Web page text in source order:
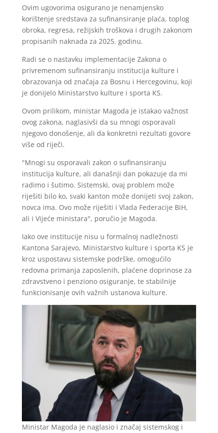
Ovim ugovorima osigurano je nenamjensko
korištenje sredstava za sufinansiranje plaća, toplog
obroka, regresa, režijskih troškova i drugih zakonom
propisanih naknada za 2025. godinu.
Radi se o nastavku implementacije Zakona o
privremenom sufinansiranju institucija kulture i
obrazovanja od značaja za Bosnu i Hercegovinu, koji
je donijelo Ministarstvo kulture i sporta KS.
Ovom prilikom, ministar Magoda je istakao važnost
ovog zakona, naglasivši da su mnogi osporavali
njegovo donošenje, ali da konkretni rezultati govore
više od riječi.
"Mnogi su osporavali zakon o sufinansiranju
institucija kulture, ali današnji dan pokazuje da mi
radimo i šutimo. Sistemski, ovaj problem može
riješiti bilo ko, svaki kanton može donijeti svoj zakon,
novca ima. Ovo može riješiti i Vlada Federacije BiH,
ali i Vijeće ministara", poručio je Magoda.
Iako ove institucije nisu u formalnoj nadležnosti
Kantona Sarajevo, Ministarstvo kulture i sporta KS je
kroz uspostavu sistemske podrške, omogućilo
redovna primanja zaposlenih, plaćene doprinose za
zdravstveno i penziono osiguranje, te stabilnije
funkcionisanje ovih važnih ustanova kulture.
Ministar Magoda je naglasio i značaj sistemskog i